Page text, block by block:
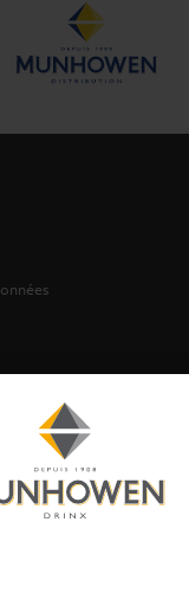
réservés